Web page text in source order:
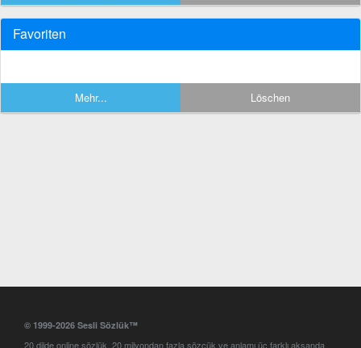
Favoriten
Mehr... Löschen
© 1999-2026 Sesli Sözlük™
20 dilde online sözlük. 20 milyondan fazla sözcük ve anlamı üç farklı aksanda